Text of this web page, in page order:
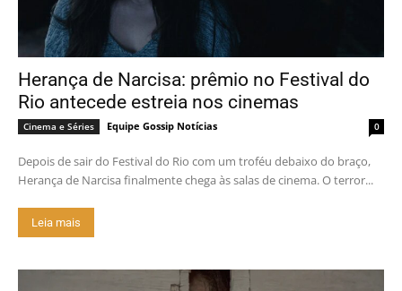
Herança de Narcisa: prêmio no Festival do
Rio antecede estreia nos cinemas
Cinema e Séries Equipe Gossip Notícias 0
Depois de sair do Festival do Rio com um troféu debaixo do braço,
Herança de Narcisa finalmente chega às salas de cinema. O terror...
Leia mais